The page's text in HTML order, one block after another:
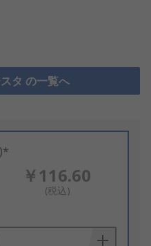
タ の一覧へ
￥116.60
(税込)